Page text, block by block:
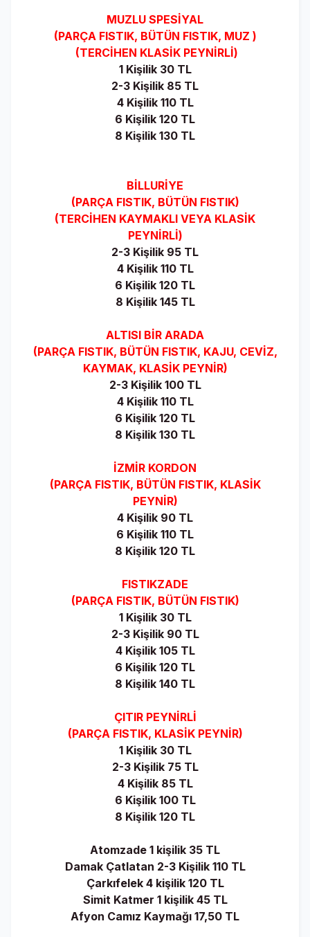
MUZLU SPESİYAL
(PARÇA FISTIK, BÜTÜN FISTIK, MUZ )
(TERCİHEN KLASİK PEYNİRLİ)
1 Kişilik 30 TL
2-3 Kişilik 85 TL
4 Kişilik 110 TL
6 Kişilik 120 TL
8 Kişilik 130 TL
BİLLURİYE
(PARÇA FISTIK, BÜTÜN FISTIK)
(TERCİHEN KAYMAKLI VEYA KLASİK
PEYNİRLİ)
2-3 Kişilik 95 TL
4 Kişilik 110 TL
6 Kişilik 120 TL
8 Kişilik 145 TL
ALTISI BİR ARADA
(PARÇA FISTIK, BÜTÜN FISTIK, KAJU, CEVİZ,
KAYMAK, KLASİK PEYNİR)
2-3 Kişilik 100 TL
4 Kişilik 110 TL
6 Kişilik 120 TL
8 Kişilik 130 TL
İZMİR KORDON
(PARÇA FISTIK, BÜTÜN FISTIK, KLASİK
PEYNİR)
4 Kişilik 90 TL
6 Kişilik 110 TL
8 Kişilik 120 TL
FISTIKZADE
(PARÇA FISTIK, BÜTÜN FISTIK)
1 Kişilik 30 TL
2-3 Kişilik 90 TL
4 Kişilik 105 TL
6 Kişilik 120 TL
8 Kişilik 140 TL
ÇITIR PEYNİRLİ
(PARÇA FISTIK, KLASİK PEYNİR)
1 Kişilik 30 TL
2-3 Kişilik 75 TL
4 Kişilik 85 TL
6 Kişilik 100 TL
8 Kişilik 120 TL
Atomzade 1 kişilik 35 TL
Damak Çatlatan 2-3 Kişilik 110 TL
Çarkıfelek 4 kişilik 120 TL
Simit Katmer 1 kişilik 45 TL
Afyon Camız Kaymağı 17,50 TL